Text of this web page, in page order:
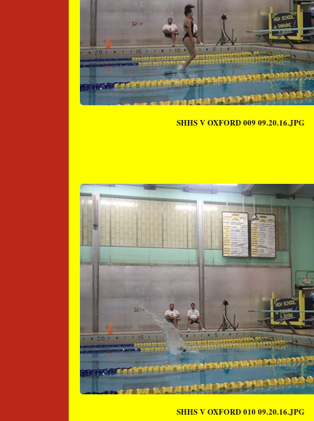
SHHS V OXFORD 009 09.20.16.JPG
SHHS V OXFORD 010 09.20.16.JPG